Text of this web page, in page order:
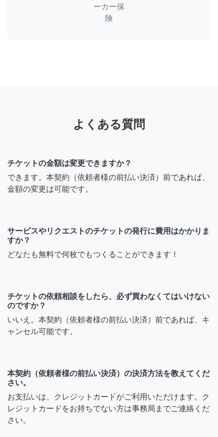
ーカー保
険
よくある質問
チケットの金額は変更できますか？
できます。本契約（依頼者様の前払い決済）前であれば、
金額の変更は可能です。
サービスやリクエストのチケットの発行に費用はかかりま
すか？
どなたも無料で何枚でもつくることができます！
チケットの依頼相談をしたら、必ず買わなくてはいけない
のですか？
いいえ。本契約（依頼者様の前払い決済）前であれば、キ
ャンセル可能です。
本契約（依頼者様の前払い決済）の決済方法を教えてくだ
さい。
お支払いは、クレジットカードがご利用いただけます。ク
レジットカードをお持ちでない方は事務局までご連絡くだ
さい。